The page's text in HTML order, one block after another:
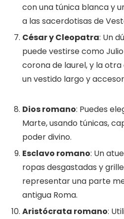
con una túnica blanca y
a las sacerdotisas de
César y Cleopatra: Un
puede vestirse como
corona de laurel, y la
un vestido largo y
Dios romano: Puedes
Marte, usando túnicas,
poder divino.
Esclavo romano: Un
ropas desgastadas y
representar una parte
antigua Roma.
Aristócrata romano: